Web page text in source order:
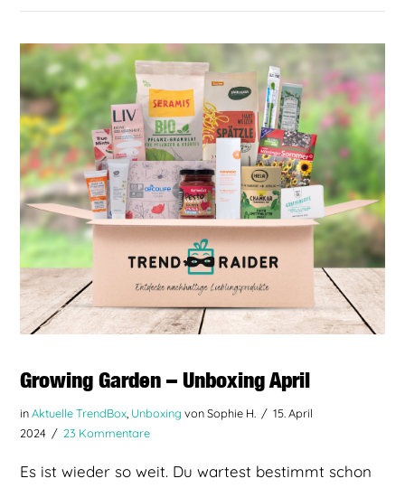
BEITRAG LESEN
Growing Garden – Unboxing April
inAktuelle TrendBox Unboxing von Sophie H.
15. April
2024
23 Kommentare
Es ist wieder so weit. Du wartest bestimmt schon